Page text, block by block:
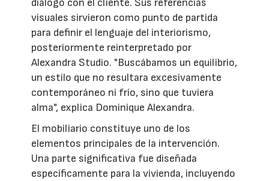
diálogo con el cliente. Sus referencias
visuales sirvieron como punto de partida
para definir el lenguaje del interiorismo,
posteriormente reinterpretado por
Alexandra Studio. "Buscábamos un equilibrio,
un estilo que no resultara excesivamente
contemporáneo ni frío, sino que tuviera
alma", explica Dominique Alexandra.
El mobiliario constituye uno de los
elementos principales de la intervención.
Una parte significativa fue diseñada
específicamente para la vivienda, incluyendo